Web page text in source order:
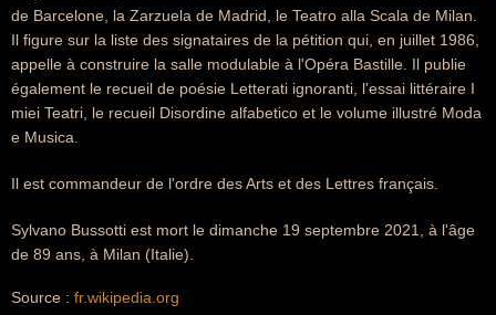
de Barcelone, la Zarzuela de Madrid, le Teatro alla Scala de Milan.
Il figure sur la liste des signataires de la pétition qui, en juillet 1986,
appelle à construire la salle modulable à l'Opéra Bastille. Il publie
également le recueil de poésie Letterati ignoranti, l'essai littéraire I
miei Teatri, le recueil Disordine alfabetico et le volume illustré Moda
e Musica.
Il est commandeur de l'ordre des Arts et des Lettres français.
Sylvano Bussotti est mort le dimanche 19 septembre 2021, à l'âge
de 89 ans, à Milan (Italie).
Source : fr.wikipedia.org